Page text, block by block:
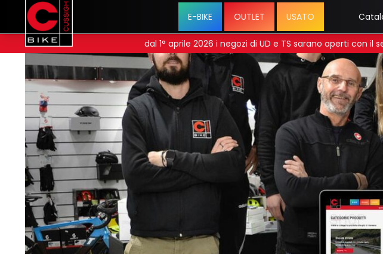
E-BIKE OUTLET USATO
dal 1° aprile 2026 i negozi di UD e TS sarano aperti con